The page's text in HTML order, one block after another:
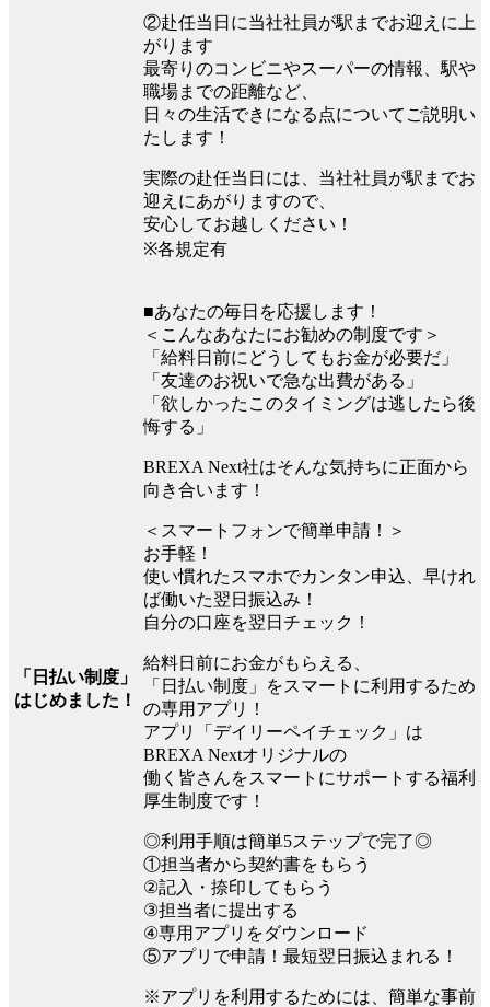
②赴任当日に当社社員が駅までお迎えに上
がります
最寄りのコンビニやスーパーの情報、駅や
職場までの距離など、
日々の生活できになる点についてご説明い
たします！
実際の赴任当日には、当社社員が駅までお
迎えにあがりますので、
安心してお越しください！
※各規定有
「日払い制度」
はじめました！
■あなたの毎日を応援します！
＜こんなあなたにお勧めの制度です＞
「給料日前にどうしてもお金が必要だ」
「友達のお祝いで急な出費がある」
「欲しかったこのタイミングは逃したら後
悔する」
BREXA Next社はそんな気持ちに正面から
向き合います！
＜スマートフォンで簡単申請！＞
お手軽！
使い慣れたスマホでカンタン申込、早けれ
ば働いた翌日振込み！
自分の口座を翌日チェック！
給料日前にお金がもらえる、
「日払い制度」をスマートに利用するため
の専用アプリ！
アプリ「デイリーペイチェック」は
BREXA Nextオリジナルの
働く皆さんをスマートにサポートする福利
厚生制度です！
◎利用手順は簡単5ステップで完了◎
①担当者から契約書をもらう
②記入・捺印してもらう
③担当者に提出する
④専用アプリをダウンロード
⑤アプリで申請！最短翌日振込まれる！
※アプリを利用するためには、簡単な事前